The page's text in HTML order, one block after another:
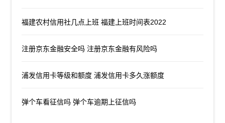
福建农村信用社几点上班 福建上班时间表2022
注册京东金融安全吗 注册京东金融有风险吗
浦发信用卡等级和额度 浦发信用卡多久涨额度
弹个车看征信吗 弹个车逾期上征信吗